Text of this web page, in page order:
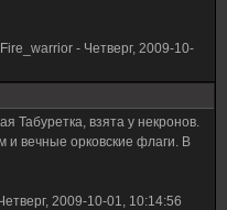
- Четверг, 2009-10-
Табуретка, взята у некронов.
вечные орковские флаги. В
2009-10-01, 10:14:56